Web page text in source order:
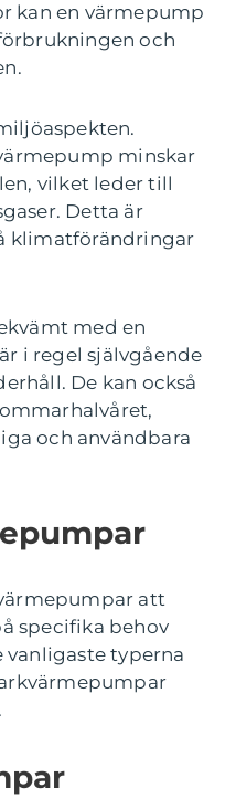
kan en värmepump
och
minskar
vilket leder till
Detta är
klimatförändringar
med en
i regel självgående
De kan också
och användbara
att
specifika behov
vanligaste typerna